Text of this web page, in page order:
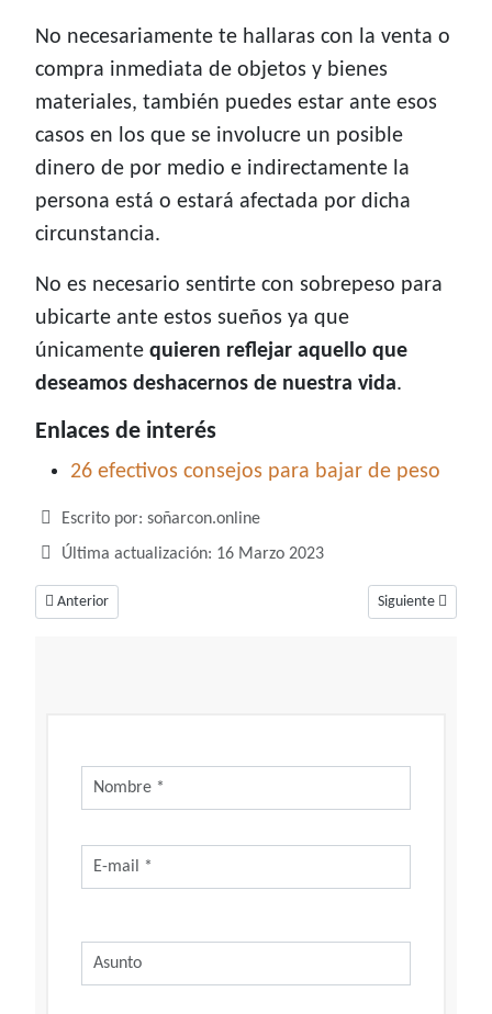
No necesariamente te hallaras con la venta o
compra inmediata de objetos y bienes
materiales, también puedes estar ante esos
casos en los que se involucre un posible
dinero de por medio e indirectamente la
persona está o estará afectada por dicha
circunstancia.
No es necesario sentirte con sobrepeso para
ubicarte ante estos sueños ya que
únicamente quieren reflejar aquello que
deseamos deshacernos de nuestra vida.
Enlaces de interés
26 efectivos consejos para bajar de peso
Detalles
Escrito por: soñarcon.online
Última actualización: 16 Marzo 2023
Artículo anterior: Soñar con paredes, ¡todo esta delimitado por ellas!
Anterior Artículo siguiente:
Siguiente